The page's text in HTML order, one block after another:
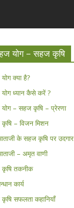
योग – सहज कृषि
क्या है?
ध्यान कैसे करें ?
– सहज कृषि – प्रेरणा
– विजन मिशन
के सहज कृषि पर उदगार
– अमृत वाणी
तकनीक
कार्य
सफलता कहानियाँ